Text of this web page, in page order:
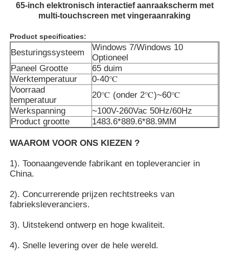
Producten
65-inch elektronisch interactief aanraakscherm met
multi-touchscreen met vingeraanraking
Product specificaties:
Besturingssysteem
Windows 7/Windows 10
Optioneel
Paneel Grootte
65 duim
Werktemperatuur
0-40℃
Voorraad
temperatuur
20℃ (onder 2℃)~60℃
Werkspanning
~100V-260Vac 50Hz/60Hz
Product grootte
1483.6*889.6*88.9MM
WAAROM VOOR ONS KIEZEN ?
1). Toonaangevende fabrikant en topleverancier in
China.
2). Concurrerende prijzen rechtstreeks van
fabrieksleveranciers.
3). Uitstekend ontwerp en hoge kwaliteit.
4). Snelle levering over de hele wereld.